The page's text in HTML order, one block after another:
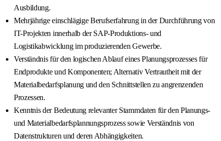
Ausbildung.
Mehrjährige einschlägige Berufserfahrung in der Durchführung von
IT-Projekten innerhalb der SAP-Produktions- und
Logistikabwicklung im produzierenden Gewerbe.
Verständnis für den logischen Ablauf eines Planungsprozesses für
Endprodukte und Komponenten; Alternativ Vertrautheit mit der
Materialbedarfsplanung und den Schnittstellen zu angrenzenden
Prozessen.
Kenntnis der Bedeutung relevanter Stammdaten für den Planungs-
und Materialbedarfsplannungsprozess sowie Verständnis von
Datenstrukturen und deren Abhängigkeiten.